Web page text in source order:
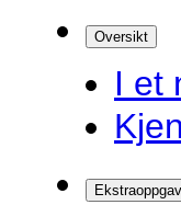
Oversikt
I et